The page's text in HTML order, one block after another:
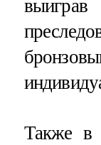
Также в